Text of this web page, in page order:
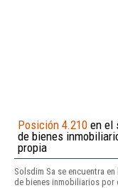
Posición 4.210 en el
de bienes
propia
Solsdim Sa se encuentra
de bienes inmobiliarios por